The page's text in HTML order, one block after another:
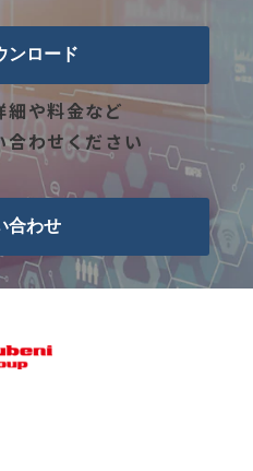
ンロード
細や料金など
合わせください
合わせ